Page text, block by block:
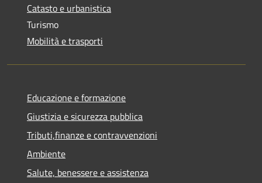
Catasto e urbanistica
Turismo
Mobilità e trasporti
Educazione e formazione
Giustizia e sicurezza pubblica
Tributi,finanze e contravvenzioni
Ambiente
Salute, benessere e assistenza